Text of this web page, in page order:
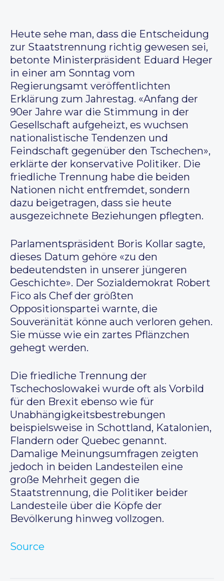
Heute sehe man, dass die Entscheidung
zur Staatstrennung richtig gewesen sei,
betonte Ministerpräsident Eduard Heger
in einer am Sonntag vom
Regierungsamt veröffentlichten
Erklärung zum Jahrestag. «Anfang der
90er Jahre war die Stimmung in der
Gesellschaft aufgeheizt, es wuchsen
nationalistische Tendenzen und
Feindschaft gegenüber den Tschechen»,
erklärte der konservative Politiker. Die
friedliche Trennung habe die beiden
Nationen nicht entfremdet, sondern
dazu beigetragen, dass sie heute
ausgezeichnete Beziehungen pflegten.
Parlamentspräsident Boris Kollar sagte,
dieses Datum gehöre «zu den
bedeutendsten in unserer jüngeren
Geschichte». Der Sozialdemokrat Robert
Fico als Chef der größten
Oppositionspartei warnte, die
Souveränität könne auch verloren gehen.
Sie müsse wie ein zartes Pflänzchen
gehegt werden.
Die friedliche Trennung der
Tschechoslowakei wurde oft als Vorbild
für den Brexit ebenso wie für
Unabhängigkeitsbestrebungen
beispielsweise in Schottland, Katalonien,
Flandern oder Quebec genannt.
Damalige Meinungsumfragen zeigten
jedoch in beiden Landesteilen eine
große Mehrheit gegen die
Staatstrennung, die Politiker beider
Landesteile über die Köpfe der
Bevölkerung hinweg vollzogen.
Source